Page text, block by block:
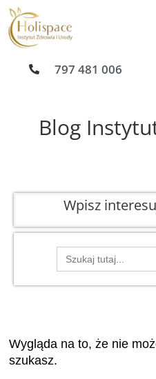
Przejdź
do
treści
797 481 006
Blog
Wpisz
Search
for:
Wygląda na to, że nie
szukasz.